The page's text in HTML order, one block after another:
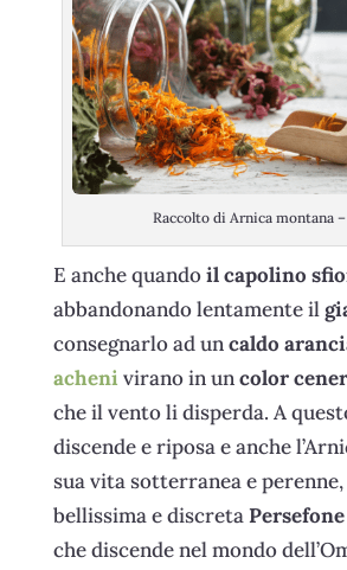
Raccolto di Arnica montana
E anche quandoil capolino
abbandonando lentamente il
consegnarlo ad uncaldo
acheni virano in uncolor
che il vento li disperda. A
discende e riposa e anche
sua vita sotterranea e
bellissima e discreta
che discende nel mondo